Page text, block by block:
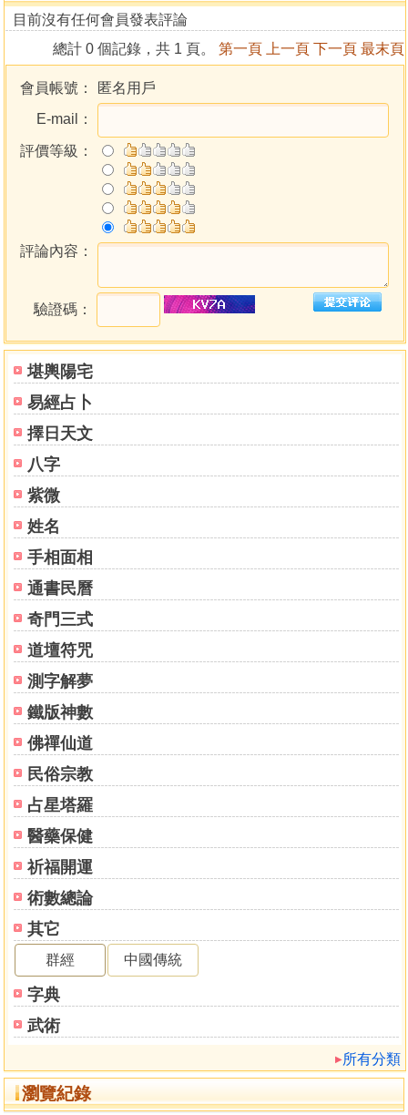
堪輿陽宅
易經占卜
擇日天文
八字
紫微
姓名
手相面相
通書民曆
奇門三式
道壇符咒
測字解夢
鐵版神數
佛禪仙道
民俗宗教
占星塔羅
醫藥保健
祈福開運
術數總論
其它
群經 中國傳統
字典
武術
所有分類
瀏覽紀錄
龍上八殺圖
八路黃泉圖
三吉六秀圖
穿山七十二龍圖
二十四天星圖
盈縮六十龍圖
平分六十龍圖
進神退神水法二十四局
挨星例 天定卦附
小游年翻卦
百廿分金圖
三元氣運圖
掌訣四圖
太陽躔次圖
時憲書各節氣太陽過宮每日躔度表 各省節氣較京都時刻
早晚表附
二十四節氣距冬至日時表
日出日入圖
京師各節氣日出日入晝夜時刻永短表
各省日出日入較京都時刻早晚加減表
朦影限圖 京都朦影刻分表附
更漏圖
京都各節氣昏旦更漏時刻表
太陽到方圖
各節氣太陽到方時刻表
卷二 年神考辯 凡無關選擇而年神表所不載者槩以小樣字
別之
歲德
歲德合
歲祿
羊刄
飛刄
陽貴人
陰貴人
天官
催官
文昌
魁名
文魁
天財
干鬼
倒產空亡
憾龍帝星
天帑星
天官星
正陰府
目前沒有任何會員發表評論
總計 0 個記錄，共 1 頁。 第一頁 上一頁 下一頁 最末頁
會員帳號：
匿名用戶
E-mail：
評價等級：
評論內容：
驗證碼：